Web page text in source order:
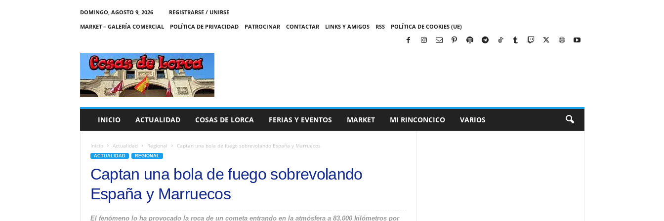
DOMINGO, AGOSTO 9, 2026
REGISTRARSE / UNIRSE
MARKET – GALERÍA COMERCIAL
POLÍTICA DE PRIVACIDAD PATROCINAR CONTACTAR LINKS Y AMIGOS RSS POLÍTICA DE COOKIES (UE)
C
A
S
INICIO ACTUALIDAD COSAS DE LORCA FERIAS Y EVENTOS MARKET MI RINCONCICO VARIOS
Inicio Actualidad Regional Captan una bola de fuego sobrevolando España y Marruecos
ACTUALIDAD REGIONAL
Captan una bola de fuego sobrevolando
España y Marruecos
El fenómeno lo ha provocado la roca de un cometa entrando en la atmósfera a 83.000 kilómetros por